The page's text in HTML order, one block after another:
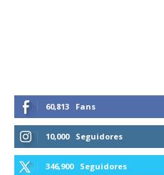
60,813 Fans
10,000 Seguidores
346,900 Seguidores